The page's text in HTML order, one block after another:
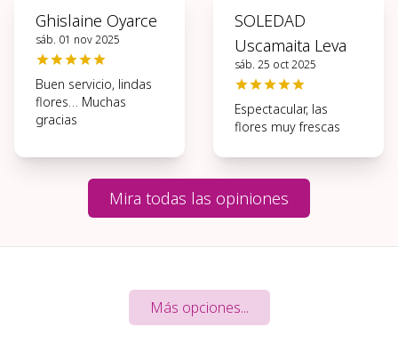
Ghislaine Oyarce
sáb. 01 nov 2025
Buen servicio, lindas
flores… Muchas
gracias
SOLEDAD
Uscamaita Leva
sáb. 25 oct 2025
Espectacular, las
flores muy frescas
Mira todas las opiniones
Más opciones...